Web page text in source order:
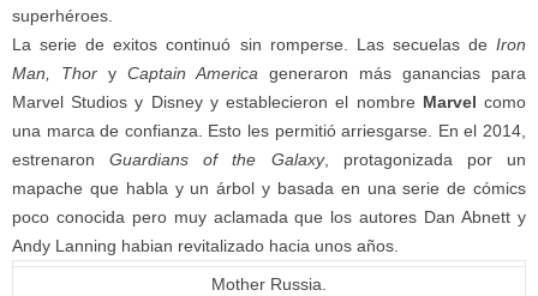
superhéroes.
La serie de exitos continuó sin romperse. Las secuelas de Iron
Man, Thor y Captain America generaron más ganancias para
Marvel Studios y Disney y establecieron el nombre Marvel como
una marca de confianza. Esto les permitió arriesgarse. En el 2014,
estrenaronGuardians of the Galaxy, protagonizada por un
mapache que habla y un árbol y basada en una serie de cómics
poco conocida pero muy aclamada que los autores Dan Abnett y
Andy Lanning habian revitalizado hacia unos años.
Mother Russia.